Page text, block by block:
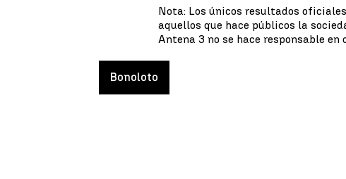
Nota: Los únicos resultados
aquellos que hace públicos la
Antena 3 no se hace responsable
Bonoloto